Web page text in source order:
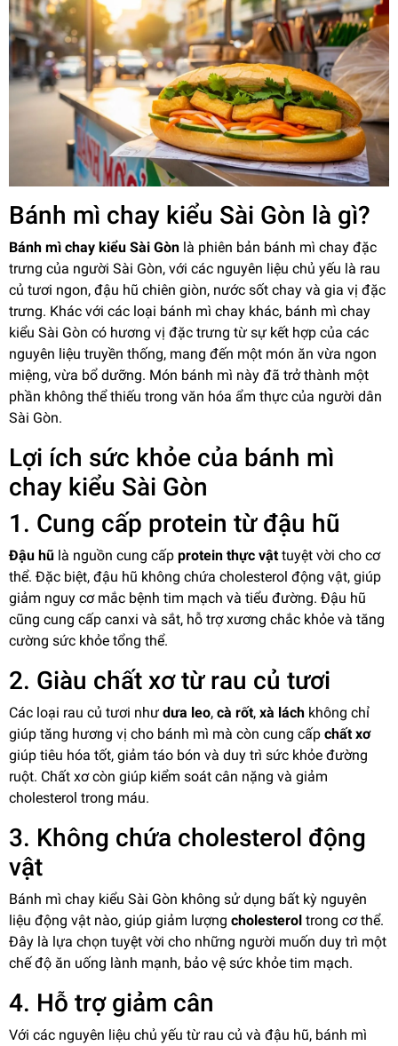
Bánh mì chay kiểu Sài Gòn là gì?
Bánh mì chay kiểu Sài Gòn là phiên bản bánh mì chay đặc
trưng của người Sài Gòn, với các nguyên liệu chủ yếu là rau
củ tươi ngon, đậu hũ chiên giòn, nước sốt chay và gia vị đặc
trưng. Khác với các loại bánh mì chay khác, bánh mì chay
kiểu Sài Gòn có hương vị đặc trưng từ sự kết hợp của các
nguyên liệu truyền thống, mang đến một món ăn vừa ngon
miệng, vừa bổ dưỡng. Món bánh mì này đã trở thành một
phần không thể thiếu trong văn hóa ẩm thực của người dân
Sài Gòn.
Lợi ích sức khỏe của bánh mì
chay kiểu Sài Gòn
1. Cung cấp protein từ đậu hũ
Đậu hũ là nguồn cung cấp protein thực vậttuyệt vời cho cơ
thể. Đặc biệt, đậu hũ không chứa cholesterol động vật, giúp
giảm nguy cơ mắc bệnh tim mạch và tiểu đường. Đậu hũ
cũng cung cấp canxi và sắt, hỗ trợ xương chắc khỏe và tăng
cường sức khỏe tổng thể.
2. Giàu chất xơ từ rau củ tươi
Các loại rau củ tươi như dưa leo, cà rốt, xà lách không chỉ
giúp tăng hương vị cho bánh mì mà còn cung cấp chất xơ
giúp tiêu hóa tốt, giảm táo bón và duy trì sức khỏe đường
ruột. Chất xơ còn giúp kiểm soát cân nặng và giảm
cholesterol trong máu.
3. Không chứa cholesterol động
vật
Bánh mì chay kiểu Sài Gòn không sử dụng bất kỳ nguyên
liệu động vật nào, giúp giảm lượng cholesterol trong cơ thể.
Đây là lựa chọn tuyệt vời cho những người muốn duy trì một
chế độ ăn uống lành mạnh, bảo vệ sức khỏe tim mạch.
4. Hỗ trợ giảm cân
Với các nguyên liệu chủ yếu từ rau củ và đậu hũ, bánh mì